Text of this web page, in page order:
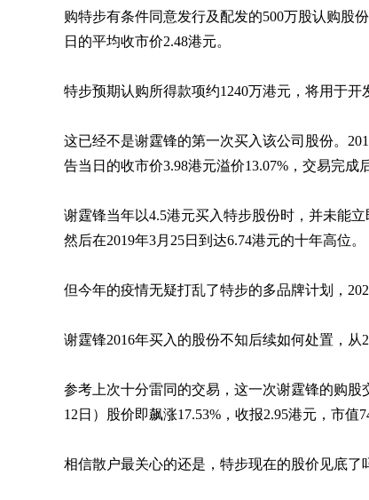
购特步有条件同意发行及配发的500万股认购股
日的平均收市价2.48港元。
特步预期认购所得款项约1240万港元，将用于
这已经不是谢霆锋的第一次买入该公司股份。
告当日的收市价3.98港元溢价13.07%，交易完成
谢霆锋当年以4.5港元买入特步股份时，并未能
然后在2019年3月25日到达6.74港元的十年高位。
但今年的疫情无疑打乱了特步的多品牌计划，
谢霆锋2016年买入的股份不知后续如何处置，从
参考上次十分雷同的交易，这一次谢霆锋的购股
12日）股价即飙涨17.53%，收报2.95港元，市值
相信散户最关心的还是，特步现在的股价见底了